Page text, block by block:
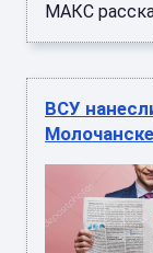
МАКС
ВСУ